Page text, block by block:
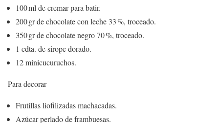
100 ml de cremar para batir.
200 gr de chocolate con leche 33 %, troceado.
350 gr de chocolate negro 70 %, troceado.
1 cdta. de sirope dorado.
12 minicucuruchos.
Para decorar
Frutillas liofilizadas machacadas.
Azúcar perlado de frambuesas.